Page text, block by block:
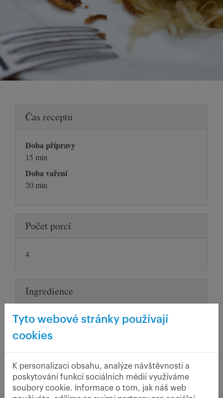
Čas receptu
Doba přípravy
15 min
Doba vaření
20 min
Počet porcí
4
Ingredience
1 kg umletých vařených brambor
50 dkg krupice
15 dkg umletých škvarků
3 housky nakrájené na kostičky
2 - 3 lžíce mléka
olej
Tyto webové stránky používají
cookies
K personalizaci obsahu, analýze návštěvnosti a
poskytování funkcí sociálních médií využíváme
soubory cookie. Informace o tom, jak náš web